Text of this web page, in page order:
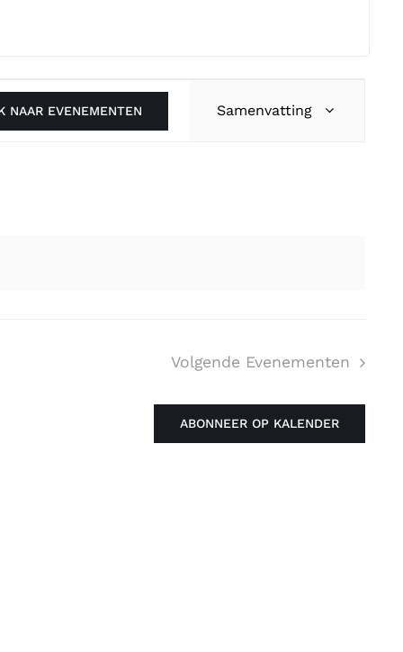
NAAR EVENEMENTEN
weergaven
Samenvatting
Volgende Evenementen
ABONNEER OP KALENDER